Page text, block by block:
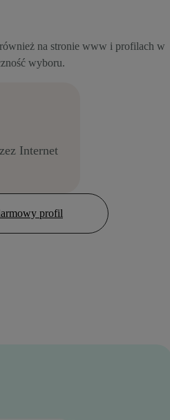
na stronie www i profilach w
wyboru.
Internet
profil